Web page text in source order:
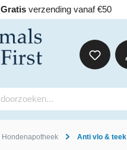
verzending vanaf €50
Hondenapotheek Anti vlo & teek